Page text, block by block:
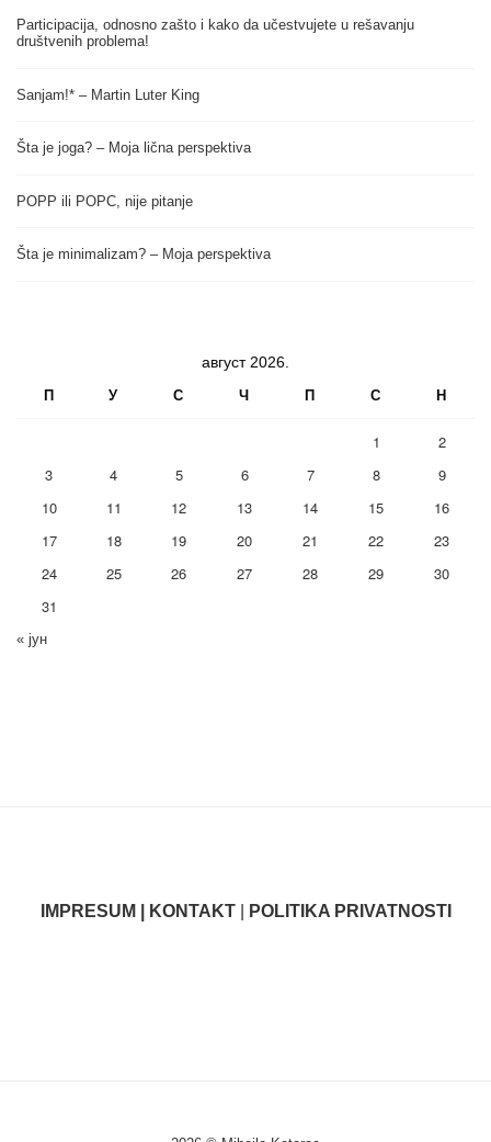
Participacija, odnosno zašto i kako da učestvujete u rešavanju
društvenih problema!
Sanjam!* – Martin Luter King
Šta je joga? – Moja lična perspektiva
POPP ili POPC, nije pitanje
Šta je minimalizam? – Moja perspektiva
август 2026.
П У С Ч П С Н
1
2
3
4 5 6 7 8
9
10
11 12 13 14 15
16
17
18 19 20 21 22
23
24
25 26 27 28 29
30
31
« јун
IMPRESUM | KONTAKT| POLITIKA PRIVATNOSTI